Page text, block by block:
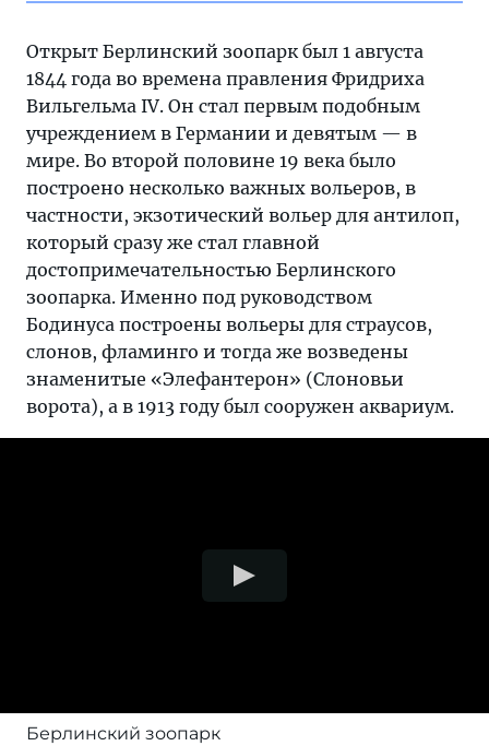
Открыт Берлинский зоопарк был 1 августа
1844 года во времена правления Фридриха
Вильгельма IV. Он стал первым подобным
учреждением в Германии и девятым — в
мире. Во второй половине 19 века было
построено несколько важных вольеров, в
частности, экзотический вольер для антилоп,
который сразу же стал главной
достопримечательностью Берлинского
зоопарка. Именно под руководством
Бодинуса построены вольеры для страусов,
слонов, фламинго и тогда же возведены
знаменитые «Элефантерон» (Слоновьи
ворота), а в 1913 году был сооружен аквариум.
Берлинский зоопарк